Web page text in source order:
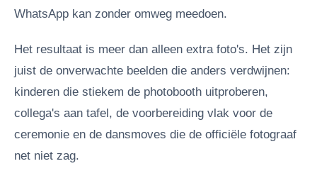
WhatsApp kan zonder omweg meedoen.
Het resultaat is meer dan alleen extra foto's. Het zijn
juist de onverwachte beelden die anders verdwijnen:
kinderen die stiekem de photobooth uitproberen,
collega's aan tafel, de voorbereiding vlak voor de
ceremonie en de dansmoves die de officiële fotograaf
net niet zag.